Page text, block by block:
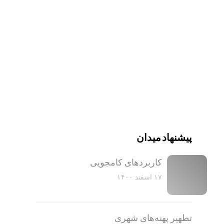
پیشنهاد میدان
کاربرد‌های کامجویی
۱۷ اسفند ۱۴۰۰
تطهیر پهنه‌های شهری